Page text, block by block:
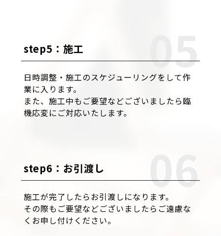
step5：施工
日時調整・施工のスケジューリングをして作
業に入ります。
また、施工中もご要望などございましたら臨
機応変にご対応いたします。
step6：お引渡し
施工が完了したらお引渡しになります。
その際もご要望などございましたらご遠慮な
くお申し付けください。